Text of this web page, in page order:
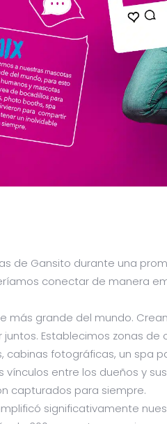
de Gansito durante una
conectar de manera
más grande del mundo.
Establecimos zonas
cabinas fotográficas, un spa
entre los dueños y
capturados para siempre.
significativamente